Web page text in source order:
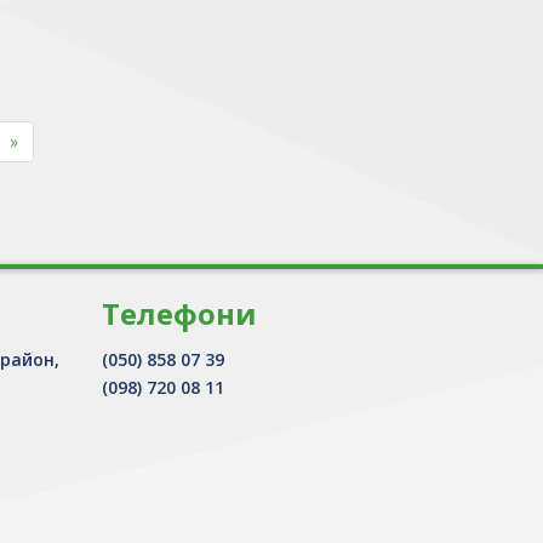
»
Телефони
(050) 858 07 39
(098) 720 08 11